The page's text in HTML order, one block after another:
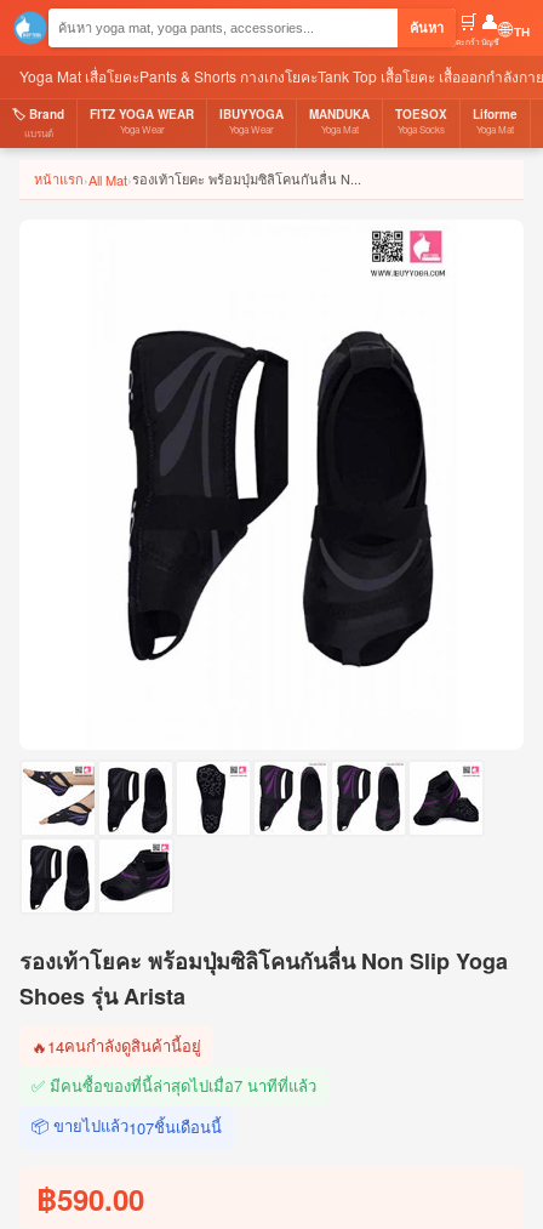
ค้นหา 🛒
ตะกร้า
👤
บัญชี🌐
Yoga Mat เสื่อโยคะPants & Shorts กางเกงโยคะTank Top เสื้อโยคะ เสื้อออกกำลังก
🏷️ Brand
แบรนด์
FITZ YOGA WEAR
Yoga Wear
IBUYYOGA
Yoga Wear
MANDUKA
Yoga Mat
TOESOX
Yoga Socks
Liforme
Yoga Mat
หน้าแรก›All Mat›รองเท้าโยคะ พร้อมปุ่มซิลิโคนกันลื่น N...
รองเท้าโยคะ พร้อมปุ่มซิลิโคนกันลื่น Non Slip Yoga
Shoes รุ่น Arista
🔥14คนกำลังดูสินค้านี้อยู่
✅ มีคนซื้อของที่นี้ล่าสุดไปเมื่อ7 นาทีที่แล้ว
📦 ขายไปแล้ว107ชิ้นเดือนนี้
฿590.00